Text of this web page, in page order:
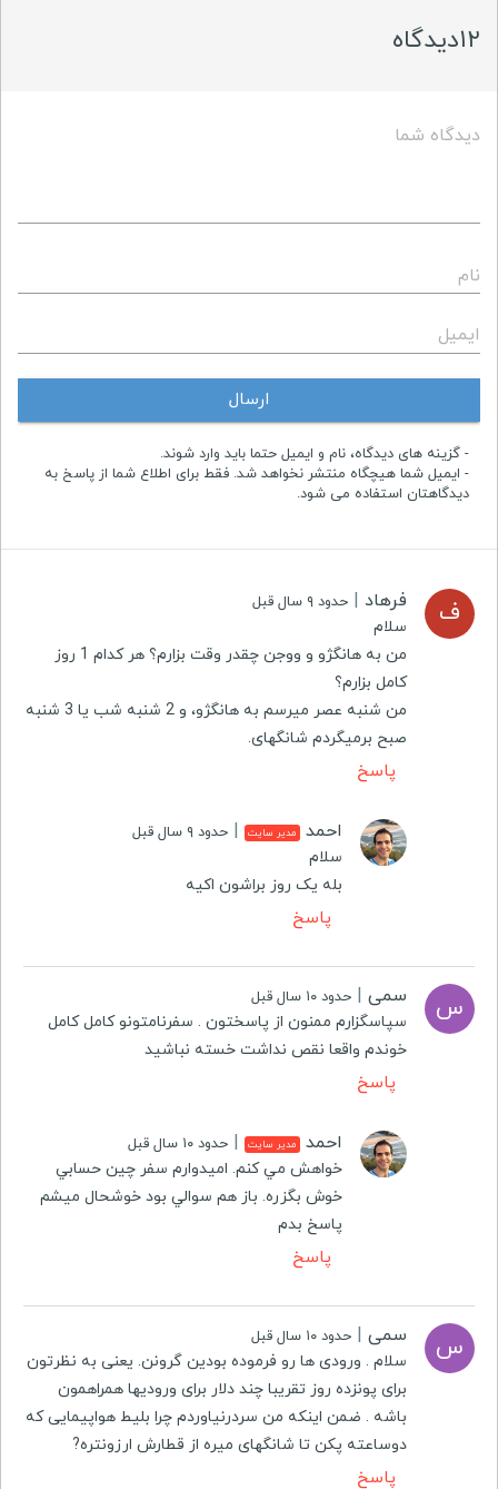
۱۲دیدگاه
دیدگاه شما
نام
ایمیل
ارسال
- گزینه های دیدگاه، نام و ایمیل حتما باید وارد شوند.
- ایمیل شما هیچگاه منتشر نخواهد شد. فقط برای اطلاع شما از پاسخ به
دیدگاهتان استفاده می شود.
ف فرهاد حدود ۹ سال قبل
سلام
من به هانگژو و ووجن چقدر وقت بزارم؟ هر کدام 1 روز
کامل بزارم؟
من شنبه عصر میرسم به هانگژو، و 2 شنبه شب یا 3 شنبه
صبح برمیگردم شانگهای.
پاسخ
احمد مدیر سایت حدود ۹ سال قبل
سلام
بله یک روز براشون اکیه
پاسخ
س سمی حدود ۱۰ سال قبل
سپاسگزارم ممنون از پاسختون . سفرنامتونو کامل کامل
خوندم واقعا نقص نداشت خسته نباشید
پاسخ
احمد مدیر سایت حدود ۱۰ سال قبل
خواهش مي كنم. اميدوارم سفر چين حسابي
خوش بگزره. باز هم سوالي بود خوشحال ميشم
پاسخ بدم
پاسخ
س سمی حدود ۱۰ سال قبل
سلام . ورودی ها رو فرموده بودین گرونن. یعنی به نظرتون
برای پونزده روز تقریبا چند دلار برای ورودیها همراهمون
باشه . ضمن اینکه من سردرنیاوردم چرا بلیط هواپیمایی که
دوساعته پکن تا شانگهای میره از قطارش ارزونتره?
پاسخ